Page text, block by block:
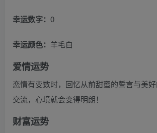
幸运数字： 0
幸运颜色： 羊毛白
爱情运势
恋情有变数时，回忆从前甜蜜的誓言与美
交流，心境就会变得明朗！
财富运势